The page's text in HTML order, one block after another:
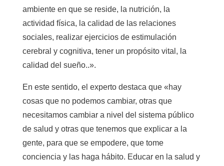
ambiente en que se reside, la nutrición, la
actividad física, la calidad de las relaciones
sociales, realizar ejercicios de estimulación
cerebral y cognitiva, tener un propósito vital, la
calidad del sueño..».
En este sentido, el experto destaca que «hay
cosas que no podemos cambiar, otras que
necesitamos cambiar a nivel del sistema público
de salud y otras que tenemos que explicar a la
gente, para que se empodere, que tome
conciencia y las haga hábito. Educar en la salud y